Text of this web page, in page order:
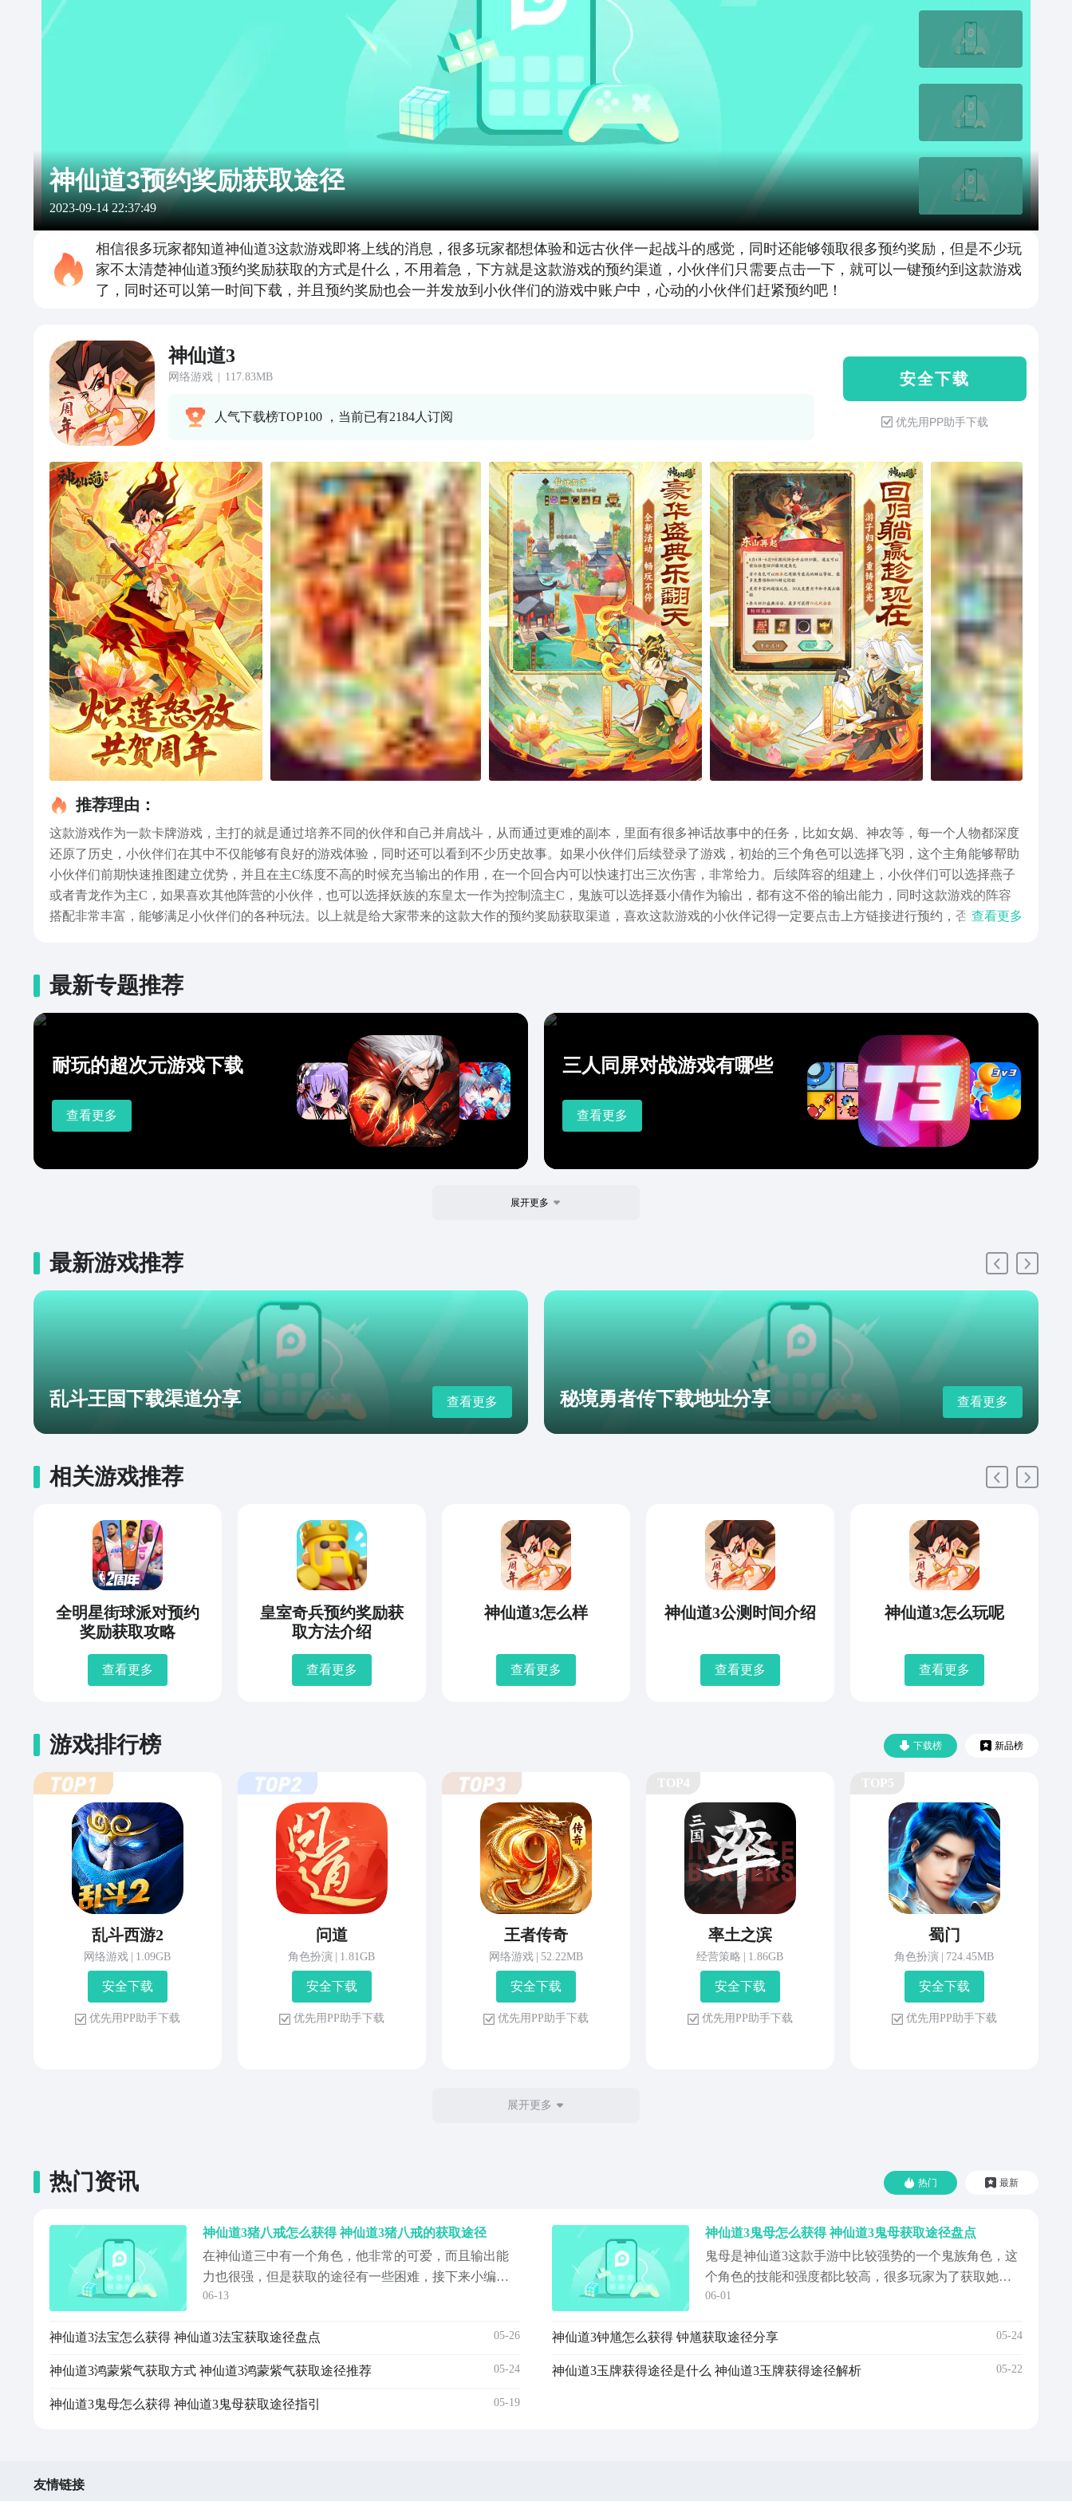
神仙道3预约奖励获取途径
2023-09-14 22:37:49
相信很多玩家都知道神仙道3这款游戏即将上线的消息，很多玩家都想体验和远古伙伴一起战斗的感觉，同时还能够领取很多预约奖励，但是不少玩
家不太清楚神仙道3预约奖励获取的方式是什么，不用着急，下方就是这款游戏的预约渠道，小伙伴们只需要点击一下，就可以一键预约到这款游戏
了，同时还可以第一时间下载，并且预约奖励也会一并发放到小伙伴们的游戏中账户中，心动的小伙伴们赶紧预约吧！
神仙道3
网络游戏 117.83MB
人气下载榜TOP100 ，当前已有2184人订阅
安 全 下 载
优先用PP助手下载
推荐理由：
这款游戏作为一款卡牌游戏，主打的就是通过培养不同的伙伴和自己并肩战斗，从而通过更难的副本，里面有很多神话故事中的任务，比如女娲、神农等，每一个人物都深度
还原了历史，小伙伴们在其中不仅能够有良好的游戏体验，同时还可以看到不少历史故事。如果小伙伴们后续登录了游戏，初始的三个角色可以选择飞羽，这个主角能够帮助
小伙伴们前期快速推图建立优势，并且在主C练度不高的时候充当输出的作用，在一个回合内可以快速打出三次伤害，非常给力。后续阵容的组建上，小伙伴们可以选择燕子
或者青龙作为主C，如果喜欢其他阵营的小伙伴，也可以选择妖族的东皇太一作为控制流主C，鬼族可以选择聂小倩作为输出，都有这不俗的输出能力，同时这款游戏的阵容
搭配非常丰富，能够满足小伙伴们的各种玩法。以上就是给大家带来的这款大作的预约奖励获取渠道，喜欢这款游戏的小伙伴记得一定要点击上方链接进行预约，否则等游戏
查看更多
最新专题推荐
耐玩的超次元游戏下载
查看更多
三人同屏对战游戏有哪些
查看更多
展开更多
最新游戏推荐
乱斗王国下载渠道分享 查看更多 秘境勇者传下载地址分享 查看更多
相关游戏推荐
全明星街球派对预约
奖励获取攻略
查看更多
皇室奇兵预约奖励获
取方法介绍
查看更多
神仙道3怎么样
查看更多
神仙道3公测时间介绍
查看更多
神仙道3怎么玩呢
查看更多
下载榜 新品榜
游戏排行榜
乱斗西游2
网络游戏 1.09GB
安 全 下 载
优 先 用 P P 助 手 下 载
问道
角色扮演 1.81GB
安 全 下 载
优 先 用 P P 助 手 下 载
王者传奇
网络游戏 52.22MB
安 全 下 载
优 先 用 P P 助 手 下 载
率土之滨
经营策略 1.86GB
安 全 下 载
优 先 用 P P 助 手 下 载
蜀门
角色扮演 724.45MB
安 全 下 载
优 先 用 P P 助 手 下 载
展开更多
热门 最新
热门资讯
神仙道3猪八戒怎么获得 神仙道3猪八戒的获取途径
在神仙道三中有一个角色，他非常的可爱，而且输出能
力也很强，但是获取的途径有一些困难，接下来小编就
给各位玩家详细介绍一下神仙道3猪八戒怎么获得的，以
戒和队友打配合，它可以增加你的游戏乐趣。第1种方法
直接...
06-13
神仙道3法宝怎么获得 神仙道3法宝获取途径盘点 05-26
神仙道3鸿蒙紫气获取方式 神仙道3鸿蒙紫气获取途径推荐 05-24
神仙道3鬼母怎么获得 神仙道3鬼母获取途径指引 05-19
神仙道3鬼母怎么获得 神仙道3鬼母获取途径盘点
鬼母是神仙道3这款手游中比较强势的一个鬼族角色，这
个角色的技能和强度都比较高，很多玩家为了获取她煞
费苦心，也有很多玩家还不清楚神仙道3鬼母怎么获得
的方法是什么呢，接下来就为伙伴们整理一下鬼母的获
于神仙...
06-01
神仙道3钟馗怎么获得 钟馗获取途径分享 05-24
神仙道3玉牌获得途径是什么 神仙道3玉牌获得途径解析 05-22
友情链接